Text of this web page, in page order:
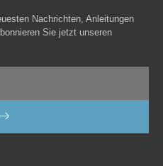
Nachrichten, Anleitungen
Sie jetzt unseren